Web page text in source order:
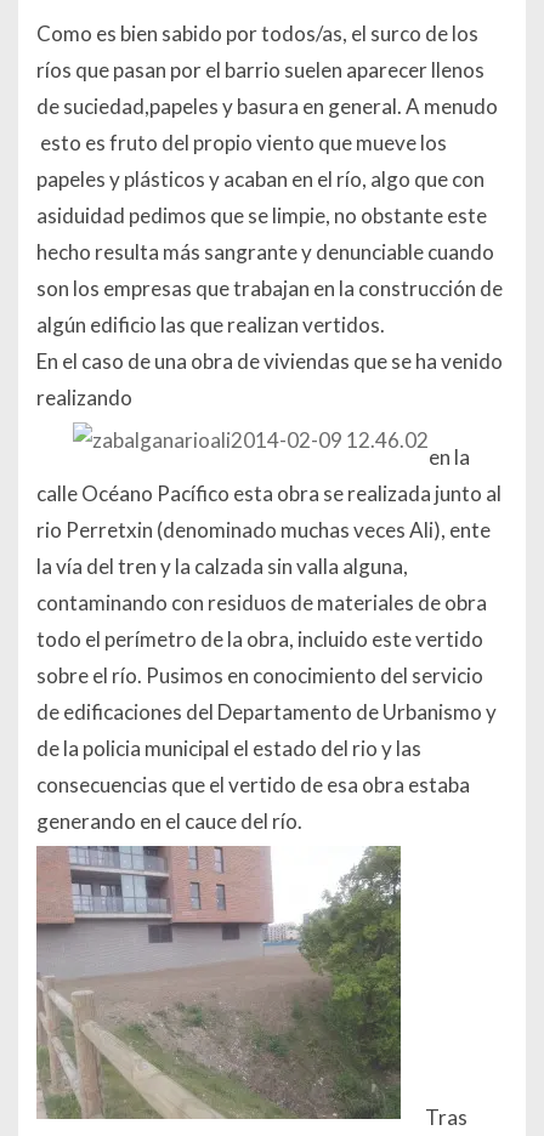
Como es bien sabido por todos/as, el surco de los
ríos que pasan por el barrio suelen aparecer llenos
de suciedad,papeles y basura en general. A menudo
esto es fruto del propio viento que mueve los
papeles y plásticos y acaban en el río, algo que con
asiduidad pedimos que se limpie, no obstante este
hecho resulta más sangrante y denunciable cuando
son los empresas que trabajan en la construcción de
algún edificio las que realizan vertidos.
En el caso de una obra de viviendas que se ha venido
realizando
en la
calle Océano Pacífico esta obra se realizada junto al
rio Perretxin (denominado muchas veces Ali), ente
la vía del tren y la calzada sin valla alguna,
contaminando con residuos de materiales de obra
todo el perímetro de la obra, incluido este vertido
sobre el río. Pusimos en conocimiento del servicio
de edificaciones del Departamento de Urbanismo y
de la policia municipal el estado del rio y las
consecuencias que el vertido de esa obra estaba
generando en el cauce del río.
Tras